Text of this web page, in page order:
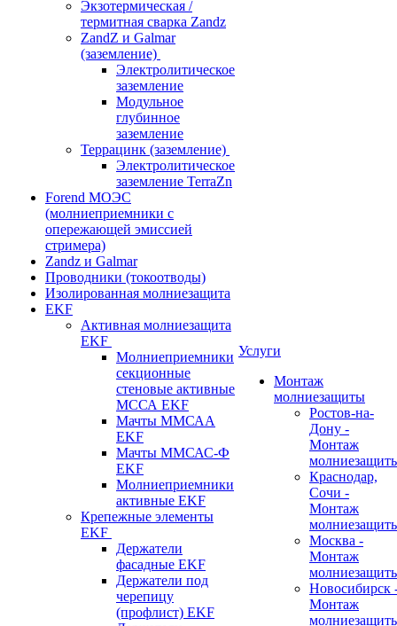
Экзотермическая /
термитная сварка Zandz
ZandZ и Galmar
(заземление)
Электролитическое
заземление
Модульное
глубинное
заземление
Террацинк (заземление)
Электролитическое
заземление TerraZn
Forend МОЭС
(молниеприемники с
опережающей эмиссией
стримера)
Zandz и Galmar
Проводники (токоотводы)
Изолированная молниезащита
EKF
Активная молниезащита
EKF
Молниеприемники
секционные
стеновые активные
МССА EKF
Мачты ММСАА
EKF
Мачты ММСАС-Ф
EKF
Молниеприемники
активные EKF
Крепежные элементы
EKF
Держатели
фасадные EKF
Держатели под
черепицу
(профлист) EKF
Услуги
Монтаж
молниезащиты
Ростов-на-
Дону -
Монтаж
Краснодар,
Сочи -
Монтаж
Москва -
Монтаж
Новосибирск
Монтаж